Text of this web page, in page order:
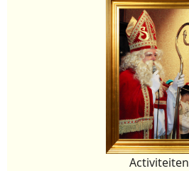
Activiteiten